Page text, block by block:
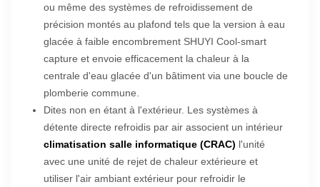
ou même des systèmes de refroidissement de
précision montés au plafond tels que la version à eau
glacée à faible encombrement SHUYI Cool-smart
capture et envoie efficacement la chaleur à la
centrale d'eau glacée d'un bâtiment via une boucle de
plomberie commune.
Dites non en étant à l'extérieur. Les systèmes à
détente directe refroidis par air associent un intérieur
climatisation salle informatique (CRAC) l'unité
avec une unité de rejet de chaleur extérieure et
utiliser l'air ambiant extérieur pour refroidir le